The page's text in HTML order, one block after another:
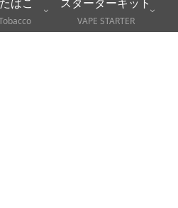
ばこ
スターターキット
VAPE STARTER